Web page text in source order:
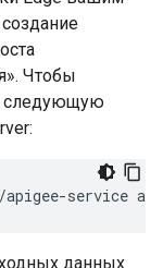
Чтобы
следующую
apigee-service
данных